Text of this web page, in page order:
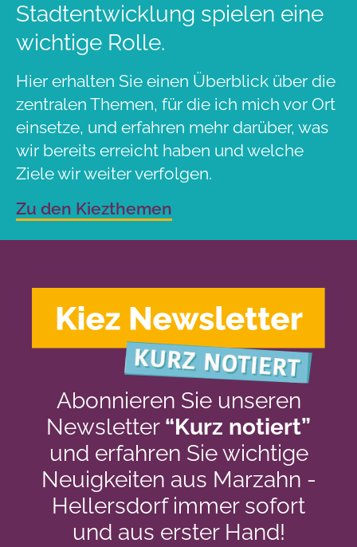
Stadtentwicklung spielen eine
wichtige Rolle.
Hier erhalten Sie einen Überblick über die
zentralen Themen, für die ich mich vor Ort
einsetze, und erfahren mehr darüber, was
wir bereits erreicht haben und welche
Ziele wir weiter verfolgen.
Zu den Kiezthemen
Abonnieren Sie unseren
Newsletter “Kurz notiert”
und erfahren Sie wichtige
Neuigkeiten aus Marzahn -
Hellersdorf immer sofort
und aus erster Hand!